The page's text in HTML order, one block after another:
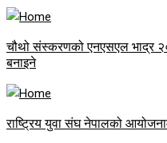
चौथो संस्करणको एनएसएल भाद्र
बनाइने
राष्ट्रिय युवा संघ नेपालको